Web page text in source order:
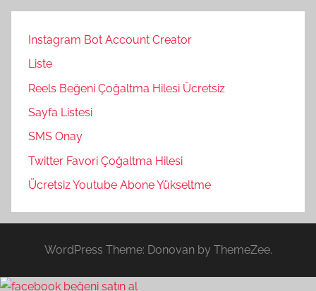
Instagram Bot Account Creator
Liste
Reels Beğeni Çoğaltma Hilesi Ücretsiz
Sayfa Listesi
SMS Onay
Twitter Favori Çoğaltma Hilesi
Ücretsiz Youtube Abone Yükseltme
WordPress Theme: Donovan by ThemeZee.